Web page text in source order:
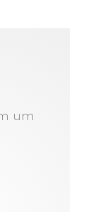
um